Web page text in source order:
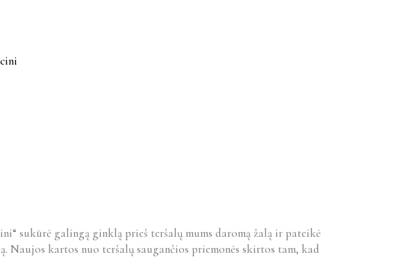
sukūrė galingą ginklą prieš teršalų mums daromą žalą ir pateikė
Naujos kartos nuo teršalų saugančios priemonės skirtos tam, kad